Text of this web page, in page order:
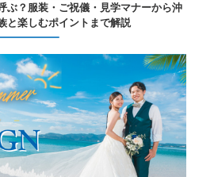
ぶ？服装・ご祝儀・見学マナーから沖
と楽しむポイントまで解説